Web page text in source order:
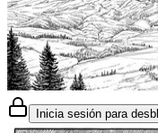
Inicia sesión para